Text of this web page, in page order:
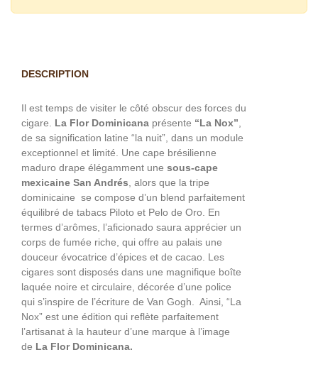
DESCRIPTION
Il est temps de visiter le côté obscur des forces du
cigare. La Flor Dominicana présente “La Nox”
de sa signification latine “la nuit”, dans un module
exceptionnel et limité. Une cape brésilienne
maduro drape élégamment une sous-cape
mexicaine San Andrés , alors que la tripe
dominicaine se compose d’un blend parfaitement
équilibré de tabacs Piloto et Pelo de Oro. En
termes d’arômes, l’aficionado saura apprécier un
corps de fumée riche, qui offre au palais une
douceur évocatrice d’épices et de cacao. Les
cigares sont disposés dans une magnifique boîte
laquée noire et circulaire, décorée d’une police
qui s’inspire de l’écriture de Van Gogh. Ainsi, “La
Nox” est une édition qui reflète parfaitement
l’artisanat à la hauteur d’une marque à l’image
de La Flor Dominicana.